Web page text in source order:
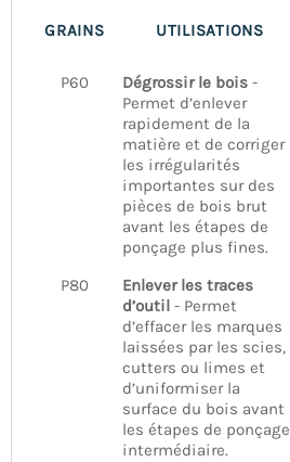
GRAINS UTILISATIONS
P60
Dégrossir le bois-
Permet d’enlever
rapidement de la
matière et de corriger
les irrégularités
importantes sur des
pièces de bois brut
avant les étapes de
ponçage plus fines.
P80
Enlever les traces
d’outil - Permet
d’effacer les marques
laissées par les scies,
cutters ou limes et
d’uniformiser la
surface du bois avant
les étapes de ponçage
intermédiaire.